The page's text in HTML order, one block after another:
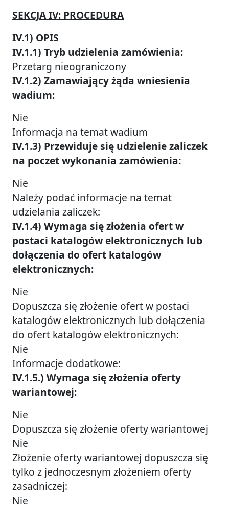
SEKCJA IV: PROCEDURA
IV.1) OPIS
IV.1.1) Tryb udzielenia zamówienia:
Przetarg nieograniczony
IV.1.2) Zamawiający żąda wniesienia
wadium:
Nie
Informacja na temat wadium
IV.1.3) Przewiduje się udzielenie zaliczek
na poczet wykonania zamówienia:
Nie
Należy podać informacje na temat
udzielania zaliczek:
IV.1.4) Wymaga się złożenia ofert w
postaci katalogów elektronicznych lub
dołączenia do ofert katalogów
elektronicznych:
Nie
Dopuszcza się złożenie ofert w postaci
katalogów elektronicznych lub dołączenia
do ofert katalogów elektronicznych:
Nie
Informacje dodatkowe:
IV.1.5.) Wymaga się złożenia oferty
wariantowej:
Nie
Dopuszcza się złożenie oferty wariantowej
Nie
Złożenie oferty wariantowej dopuszcza się
tylko z jednoczesnym złożeniem oferty
zasadniczej:
Nie